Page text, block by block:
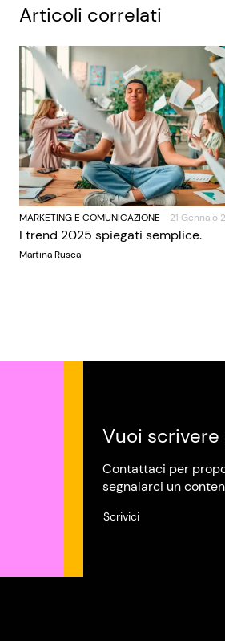
Articoli correlati
MARKETING E COMUNICAZIONE 21 Gennaio
I trend 2025 spiegati semplice.
Martina Rusca
Vuoi scrivere
Contattaci per
segnalarci un
Scrivici